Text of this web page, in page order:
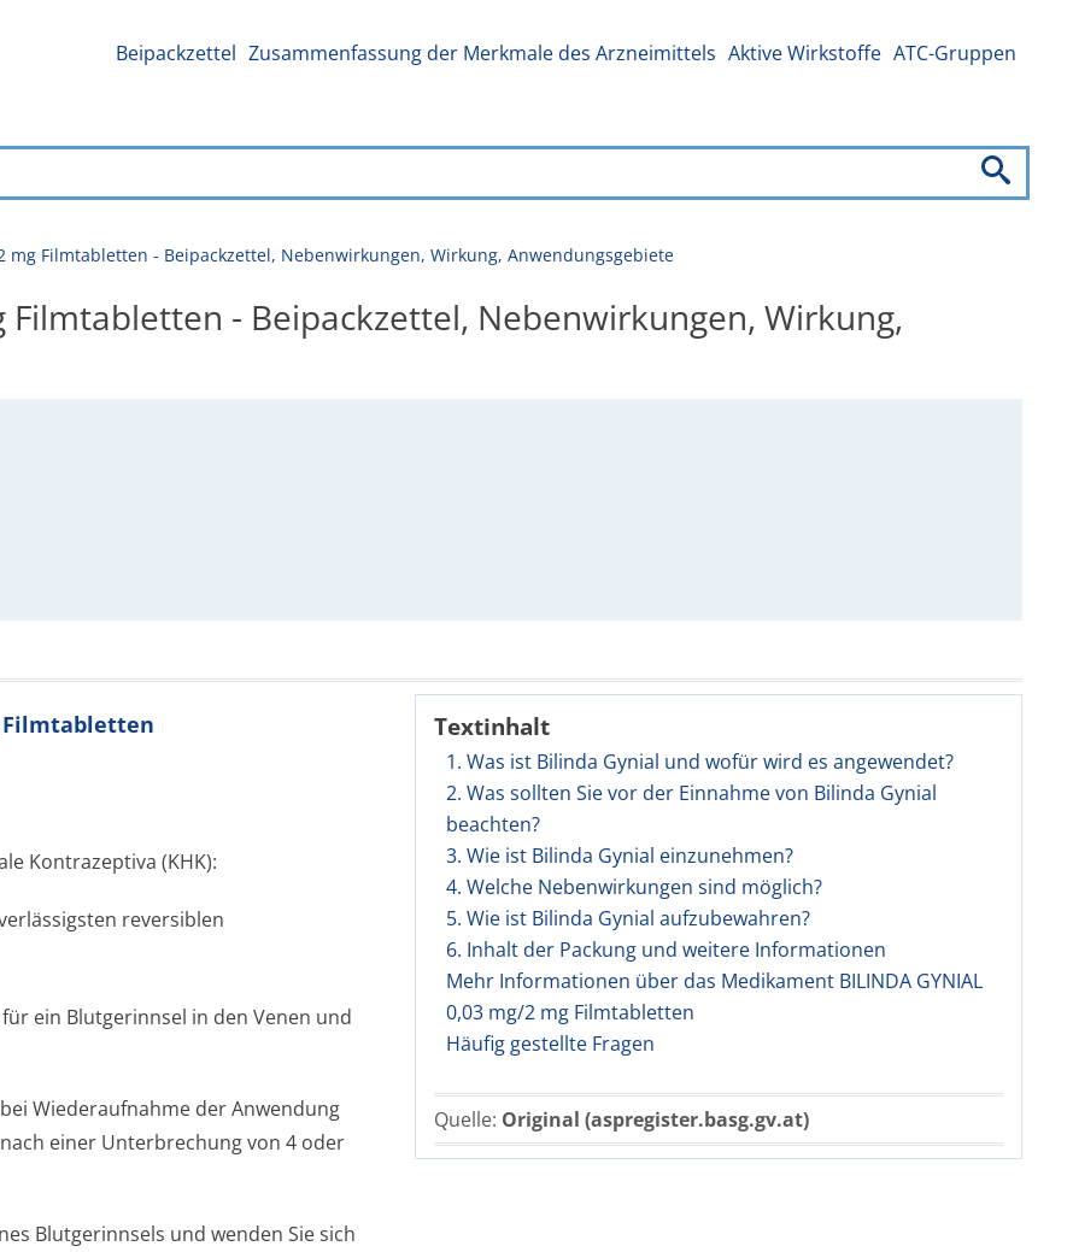
Beipackzettel Zusammenfassung der Merkmale des Arzneimittels Aktive Wirkstoffe ATC-Gruppen
2 mg Filmtabletten - Beipackzettel, Nebenwirkungen, Wirkung, Anwendungsgebiete
Filmtabletten - Beipackzettel, Nebenwirkungen, Wirkung,
Textinhalt
1. Was ist Bilinda Gynial und wofür wird es angewendet?
2. Was sollten Sie vor der Einnahme von Bilinda Gynial
beachten?
3. Wie ist Bilinda Gynial einzunehmen?
4. Welche Nebenwirkungen sind möglich?
5. Wie ist Bilinda Gynial aufzubewahren?
6. Inhalt der Packung und weitere Informationen
Mehr Informationen über das Medikament BILINDA GYNIAL
0,03 mg/2 mg Filmtabletten
Häufig gestellte Fragen
Quelle: Original (aspregister.basg.gv.at)
Filmtabletten
Kontrazeptiva (KHK):
reversiblen
ein Blutgerinnsel in den Venen und
Wiederaufnahme der Anwendung
einer Unterbrechung von 4 oder
Blutgerinnsels und wenden Sie sich